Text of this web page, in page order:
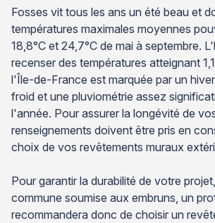
Fosses vit tous les ans un été beau et
températures maximales moyennes
18,8°C et 24,7°C de mai à septembre.
recenser des températures atteignant
l'Île-de-France est marquée par un
froid et une pluviométrie assez
l'année. Pour assurer la longévité de
renseignements doivent être pris en
choix de vos revêtements muraux
Pour garantir la durabilité de votre
commune soumise aux embruns, un
recommandera donc de choisir un